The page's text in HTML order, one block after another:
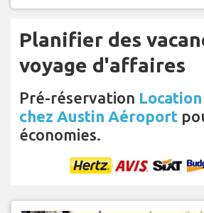
Planifier des
voyage d'affaires
Pré-réservation
chez Austin Aéroport
économies.